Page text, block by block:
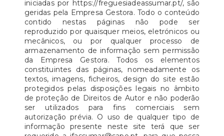
iniciadas por https://freguesiadeassumar.pt/, são
geridas pela Empresa Gestora. Todo o conteúdo
contido nestas páginas não pode ser
reproduzido por quaisquer meios, eletrónicos ou
mecânicos, ou por qualquer processo de
armazenamento de informação sem permissão
da Empresa Gestora. Todos os elementos
constituintes das páginas, nomeadamente os
textos, imagens, ficheiros, design do site estão
protegidos pelas disposições legais no âmbito
de proteção de Direitos de Autor e não poderão
ser utilizados para fins comerciais sem
autorização prévia. O uso de qualquer tipo de
informação presente neste site terá que ser